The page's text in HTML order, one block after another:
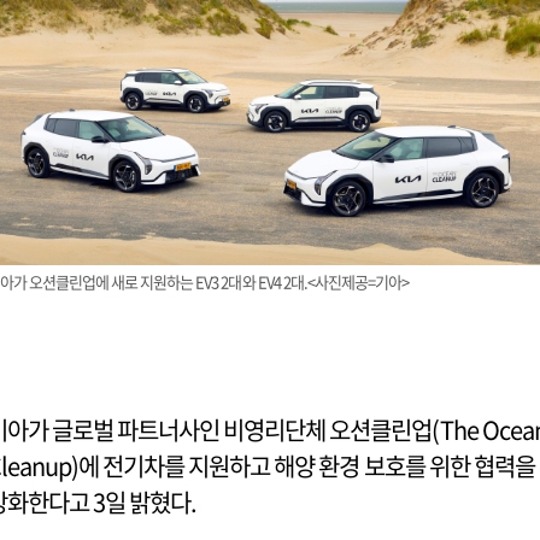
가 오션클린업에 새로 지원하는 EV3 2대와 EV4 2대.<사진제공=기아>
아가 글로벌 파트너사인 비영리단체 오션클린업(The
에 전기차를 지원하고 해양 환경 보호를 위한 협력을
화한다고 3일 밝혔다.